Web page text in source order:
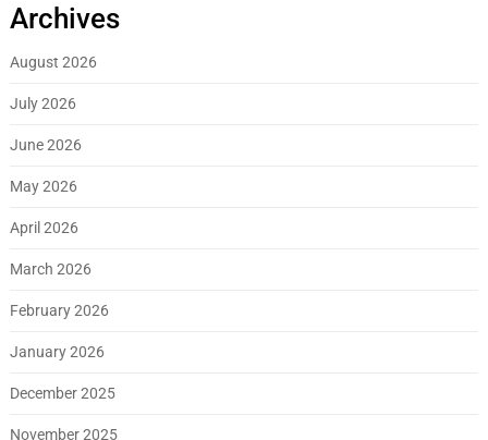
Archives
August 2026
July 2026
June 2026
May 2026
April 2026
March 2026
February 2026
January 2026
December 2025
November 2025